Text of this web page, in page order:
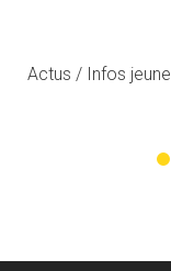
Actus / Infos